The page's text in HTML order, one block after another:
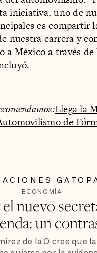
iniciativa, uno de
es compartir
nuestra carrera y
a México a través de
Llega la
de
ECONOMÍA
nuevo
un
de la O cree que